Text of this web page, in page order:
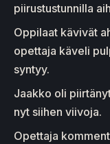
piirustustunnilla
Oppilaat kävivät
opettaja käveli
syntyy.
Jaakko oli
nyt siihen viivoja.
Opettaja